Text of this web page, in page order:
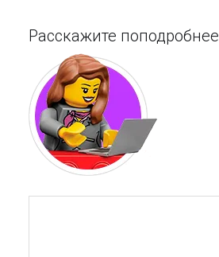
Расскажите поподробнее